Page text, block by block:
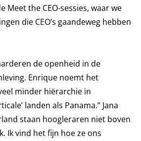
Meet the CEO-sessies, waar we
die CEO’s gaandeweg hebben
de openheid in de
Enrique noemt het
minder hiërarchie in
landen als Panama.” Jana
staan hoogleraren niet boven
Ik vind het fijn hoe ze ons